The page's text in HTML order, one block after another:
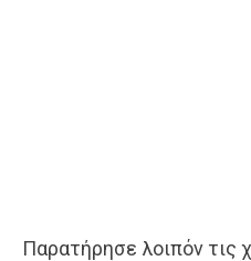
Παρατήρησε λοιπόν τις